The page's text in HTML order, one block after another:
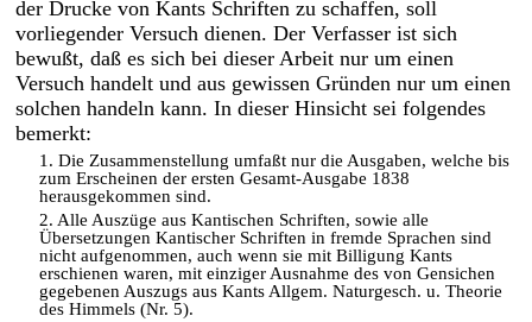
der Drucke von Kants Schriften zu schaffen, soll
vorliegender Versuch dienen. Der Verfasser ist sich
bewußt, daß es sich bei dieser Arbeit nur um einen
Versuch handelt und aus gewissen Gründen nur um einen
solchen handeln kann. In dieser Hinsicht sei folgendes
bemerkt:
1. Die Zusammenstellung umfaßt nur die Ausgaben, welche bis
zum Erscheinen der ersten Gesamt-Ausgabe 1838
herausgekommen sind.
2. Alle Auszüge aus Kantischen Schriften, sowie alle
Übersetzungen Kantischer Schriften in fremde Sprachen sind
nicht aufgenommen, auch wenn sie mit Billigung Kants
erschienen waren, mit einziger Ausnahme des von Gensichen
gegebenen Auszugs aus Kants Allgem. Naturgesch. u. Theorie
des Himmels (Nr. 5).